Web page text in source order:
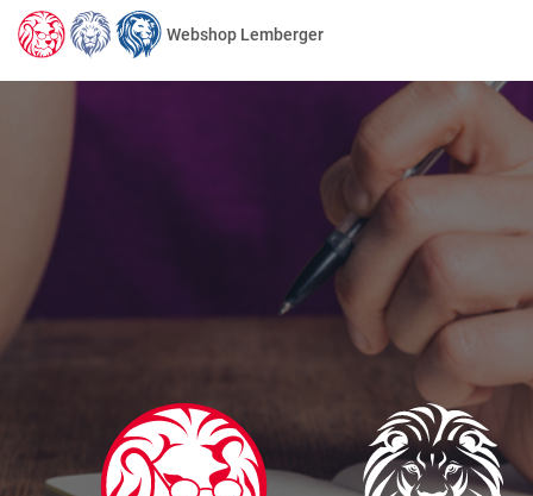
Webshop Lemberger